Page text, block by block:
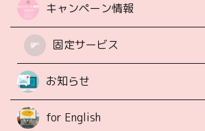
キャンペーン情報
固定サービス
お知らせ
for English